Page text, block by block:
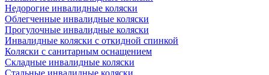
Недорогие инвалидные коляски
Облегченные инвалидные коляски
Прогулочные инвалидные коляски
Инвалидные коляски с откидной спинкой
Коляски с санитарным оснащением
Складные инвалидные коляски
Стальные инвалидные коляски